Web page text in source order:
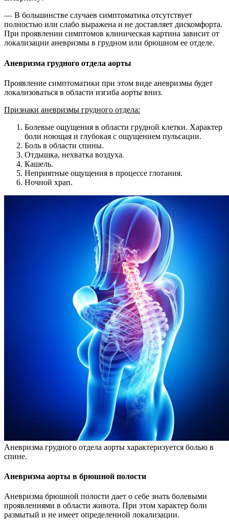
— В большинстве случаев симптоматика отсутствует
полностью или слабо выражена и не доставляет дискомфорта.
При проявлении симптомов клиническая картина зависит от
локализации аневризмы в грудном или брюшном ее отделе.
Аневризма грудного отдела аорты
Проявление симптоматики при этом виде аневризмы будет
локализоваться в области изгиба аорты вниз.
Признаки аневризмы грудного отдела:
Болевые ощущения в области грудной клетки. Характер
боли ноющая и глубокая с ощущением пульсации.
Боль в области спины.
Отдышка, нехватка воздуха.
Кашель.
Неприятные ощущения в процессе глотания.
Ночной храп.
Аневризма грудного отдела аорты характеризуется болью в
спине.
Аневризма аорты в брюшной полости
Аневризма брюшной полости дает о себе знать болевыми
проявлениями в области живота. При этом характер боли
размытый и не имеет определенной локализации.